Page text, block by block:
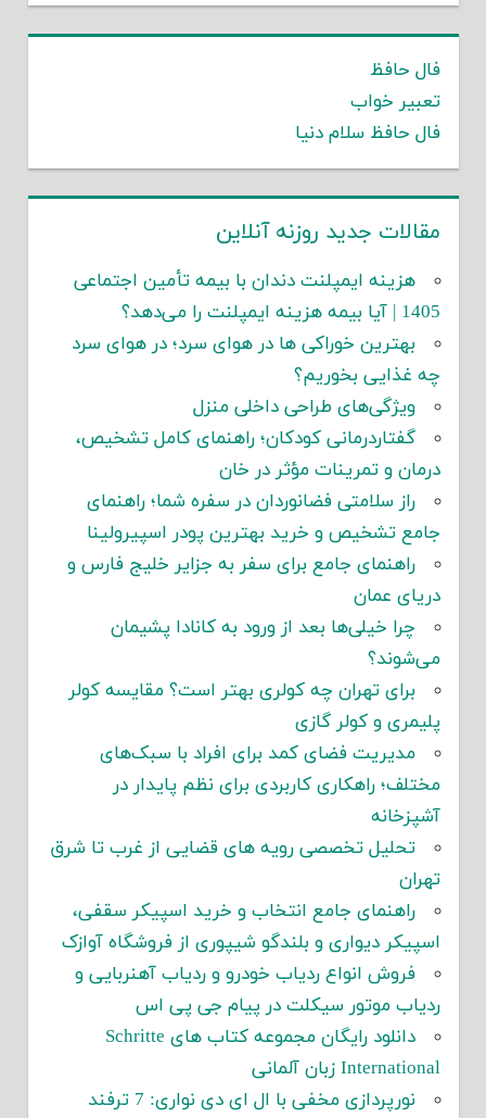
فال حافظ
تعبیر خواب
فال حافظ سلام دنیا
مقالات جدید روزنه آنلاین
هزینه ایمپلنت دندان با بیمه تأمین اجتماعی
1405 | آیا بیمه هزینه ایمپلنت را می‌دهد؟
بهترین خوراکی ها در هوای سرد؛ در هوای سرد
چه غذایی بخوریم؟
ویژگی‌های طراحی داخلی منزل
گفتاردرمانی کودکان؛ راهنمای کامل تشخیص،
درمان و تمرینات مؤثر در خان
راز سلامتی فضانوردان در سفره شما؛ راهنمای
جامع تشخیص و خرید بهترین پودر اسپیرولینا
راهنمای جامع برای سفر به جزایر خلیج فارس و
دریای عمان
چرا خیلی‌ها بعد از ورود به کانادا پشیمان
می‌شوند؟
برای تهران چه کولری بهتر است؟ مقایسه کولر
پلیمری و کولر گازی
مدیریت فضای کمد برای افراد با سبک‌های
مختلف؛ راهکاری کاربردی برای نظم پایدار در
آشپزخانه
تحلیل تخصصی رویه های قضایی از غرب تا شرق
تهران
راهنمای جامع انتخاب و خرید اسپیکر سقفی،
اسپیکر دیواری و بلندگو شیپوری از فروشگاه آوازک
فروش انواع ردیاب خودرو و ردیاب آهنربایی و
ردیاب موتور سیکلت در پیام جی پی اس
دانلود رایگان مجموعه کتاب های Schritte
International زبان آلمانی
نورپردازی مخفی با ال ای دی نواری: 7 ترفند